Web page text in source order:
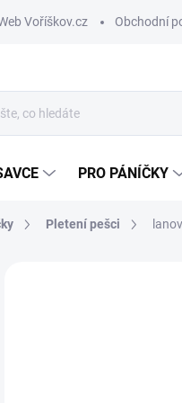
Voříškov.cz Obchodní
PRO PÁNÍČKY
Pletení pešci